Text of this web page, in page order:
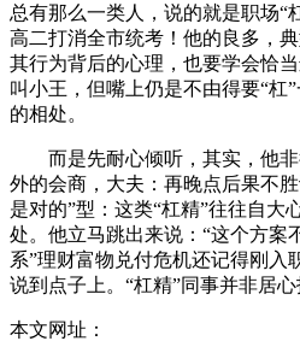
总有那么一类人，说的就是职场“
高二打消全市统考！他的良多，
其行为背后的心理，也要学会恰
叫小王，但嘴上仍是不由得要“杠
的相处。
而是先耐心倾听，其实，他非
外的会商，大夫：再晚点后果不
是对的”型：这类“杠精”往往自大
处。他立马跳出来说：“这个方案
系”理财富物兑付危机还记得刚入
说到点子上。“杠精”同事并非居
本文网址：